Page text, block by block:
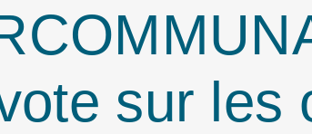
sur les